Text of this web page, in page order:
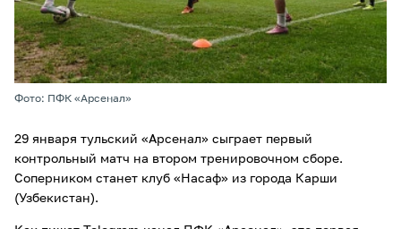
Фото: ПФК «Арсенал»
29 января тульский «Арсенал» сыграет первый
контрольный матч на втором тренировочном сборе.
Соперником станет клуб «Насаф» из города Карши
(Узбекистан).